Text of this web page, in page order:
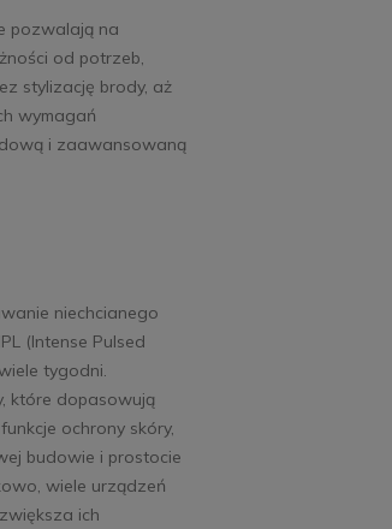
Do
pozwalają na
od potrzeb,
stylizację brody, aż
wymagań
i zaawansowaną
niechcianego
(Intense Pulsed
tygodni.
które dopasowują
ochrony skóry,
budowie i prostocie
wiele urządzeń
ich